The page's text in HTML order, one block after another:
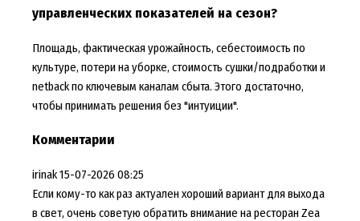
управленческих показателей на сезон?
Площадь, фактическая урожайность, себестоимость по
культуре, потери на уборке, стоимость сушки/подработки и
netback по ключевым каналам сбыта. Этого достаточно,
чтобы принимать решения без "интуиции".
Комментарии
irinak15-07-2026 08:25
Если кому-то как раз актуален хороший вариант для выхода
в свет, очень советую обратить внимание на ресторан Zea